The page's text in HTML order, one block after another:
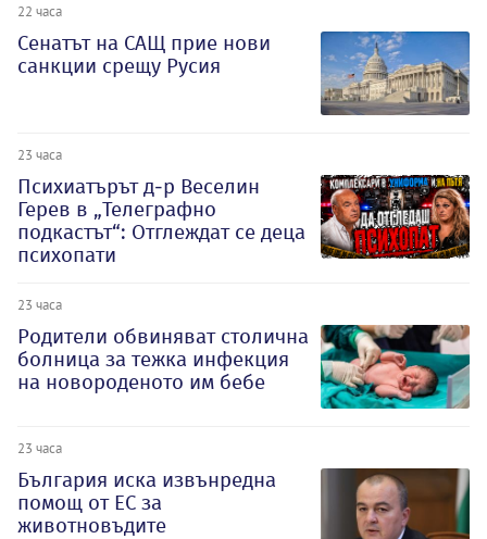
22 часа
Сенатът на САЩ прие нови
санкции срещу Русия
23 часа
Психиатърът д-р Веселин
Герев в „Телеграфно
подкастът“: Отглеждат се деца
психопати
23 часа
Родители обвиняват столична
болница за тежка инфекция
на новороденото им бебе
23 часа
България иска извънредна
помощ от ЕС за
животновъдите